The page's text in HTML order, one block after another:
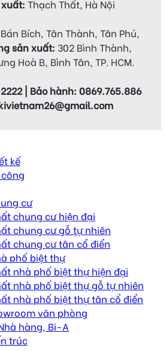
Thạch Thất, Hà Nội
Bích, Tân Thành, Tân Phú,
sản xuất: 302 Bình Thành,
Hoà B, Bình Tân, TP. HCM.
| Bảo hành: 0869.765.886
kế
cư
chung cư hiện đại
chung cư gỗ tự nhiên
chung cư tân cổ điển
phố biệt thự
nhà phố biệt thự hiện đại
nhà phố biệt thự gỗ tự nhiên
nhà phố biệt thự tân cổ điển
văn phòng
hàng, Bi-A
trúc